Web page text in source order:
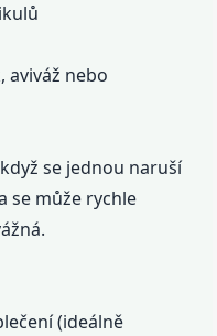
aviváž nebo
se jednou naruší
se může rychle
(ideálně